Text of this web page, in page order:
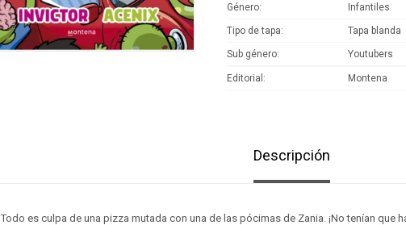
Género Infantiles
Tipo de tapa Tapa blanda
Sub género Youtubers
Editorial Montena
Descripción
Todo es culpa de una pizza mutada con una de las pócimas de Zania. ¡No tenían que